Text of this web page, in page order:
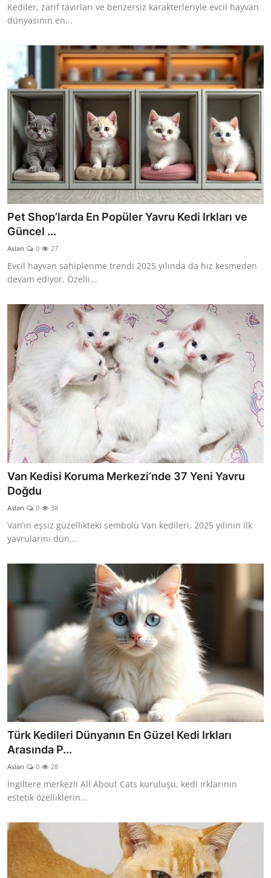
Kediler, zarif tavırları ve benzersiz karakterleriyle evcil hayvan
dünyasının en...
Pet Shop’larda En Popüler Yavru Kedi Irkları ve
Güncel ...
Aslan 0 27
Evcil hayvan sahiplenme trendi 2025 yılında da hız kesmeden
devam ediyor. Özelli...
Van Kedisi Koruma Merkezi’nde 37 Yeni Yavru
Doğdu
Aslan 0 38
Van’ın eşsiz güzellikteki sembolü Van kedileri, 2025 yılının ilk
yavrularını dün...
Türk Kedileri Dünyanın En Güzel Kedi Irkları
Arasında P...
Aslan 0 28
İngiltere merkezli All About Cats kuruluşu, kedi ırklarının
estetik özelliklerin...